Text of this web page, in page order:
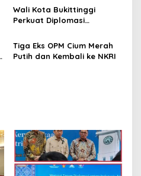
2026, Bukti Wastra
Nusantara Kian Digemari
Wali Kota Bukittinggi
Perkuat Diplomasi
Dubes Belanda dan Jerman
Sukseskan 100 Tahun Jam
Tiga Eks OPM Cium Merah
Putih dan Kembali ke NKRI